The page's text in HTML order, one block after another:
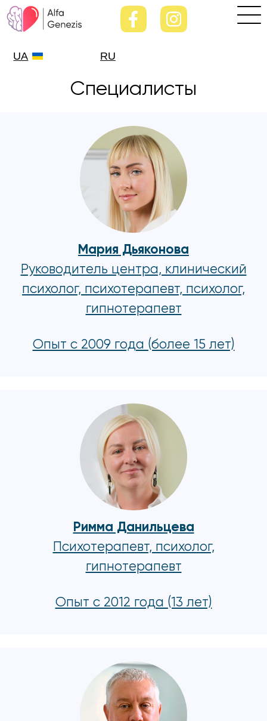
UA RU
Специалисты
Мария Дьяконова
Руководитель центра, клинический
психолог, психотерапевт, психолог,
гипнотерапевт
Опыт с 2009 года (более 15 лет)
Римма Данильцева
Психотерапевт, психолог,
гипнотерапевт
Опыт с 2012 года (13 лет)